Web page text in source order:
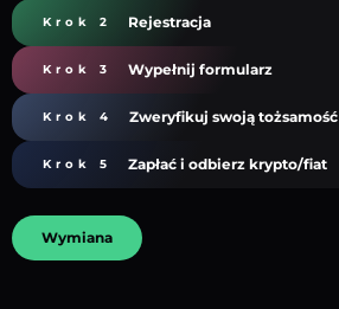
Krok 2 Rejestracja
Krok 3 Wypełnij formularz
Krok 4 Zweryfikuj swoją tożsamość
Krok 5 Zapłać i odbierz krypto/fiat
Wymiana